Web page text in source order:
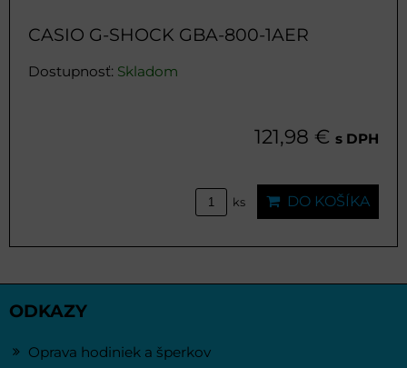
CASIO G-SHOCK GBA-800-1AER
Dostupnosť: Skladom
121,98 € s DPH
ks DO KOŠÍKA
ODKAZY
Oprava hodiniek a šperkov